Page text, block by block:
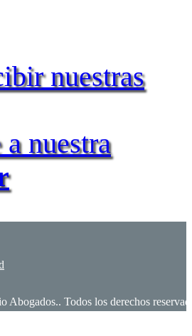
nuestras
a nuestra
Todos los derechos reservados.